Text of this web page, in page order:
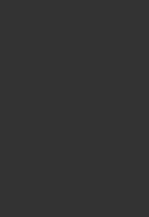
STYLING OIL 스타일링